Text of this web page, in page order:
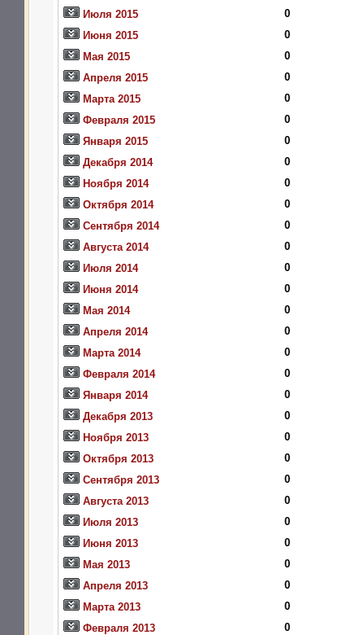
Июля 2015
0
Июня 2015
0
Мая 2015
0
Апреля 2015
0
Марта 2015
0
Февраля 2015
0
Января 2015
0
Декабря 2014
0
Ноября 2014
0
Октября 2014
0
Сентября 2014
0
Августа 2014
0
Июля 2014
0
Июня 2014
0
Мая 2014
0
Апреля 2014
0
Марта 2014
0
Февраля 2014
0
Января 2014
0
Декабря 2013
0
Ноября 2013
0
Октября 2013
0
Сентября 2013
0
Августа 2013
0
Июля 2013
0
Июня 2013
0
Мая 2013
0
Апреля 2013
0
Марта 2013
0
Февраля 2013
0